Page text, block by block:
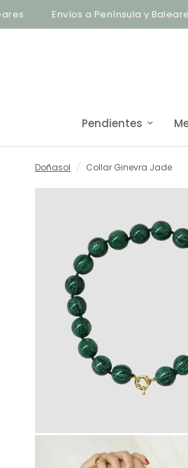
Envíos a Península y Baleares
Pendientes
Doñasol / Collar Ginevra Jade